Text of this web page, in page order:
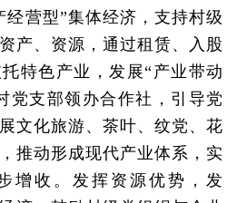
经营型”集体经济，支持村级
产、资源，通过租赁、入股
特色产业，发展“产业带动
党支部领办合作社，引导党
文化旅游、茶叶、纹党、花
推动形成现代产业体系，实
增收。发挥资源优势，发